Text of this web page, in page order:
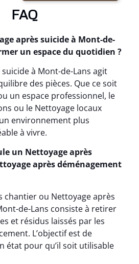
FAQ
après suicide à Mont-de-
un espace du quotidien ?
à Mont-de-Lans agit
des pièces. Que ce soit
un espace professionnel, le
ou le Nettoyage locaux
environnement plus
à vivre.
un Nettoyage après
après déménagement
chantier ou Nettoyage après
de-Lans consiste à retirer
et résidus laissés par les
L’objectif est de
état pour qu’il soit utilisable